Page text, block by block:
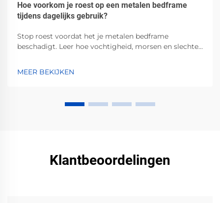
Hoe voorkom je roest op een metalen bedframe
tijdens dagelijks gebruik?
Stop roest voordat het je metalen bedframe
beschadigt. Leer hoe vochtigheid, morsen en slechte
Bescherm nu jouw investering.
MEER BEKIJKEN
Klantbeoordelingen